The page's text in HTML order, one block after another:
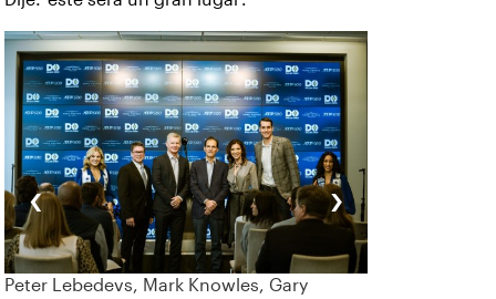
‹
Peter Lebedevs, Mark Knowles, Gary
›